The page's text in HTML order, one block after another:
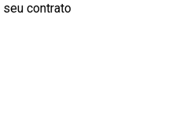
seu contrato